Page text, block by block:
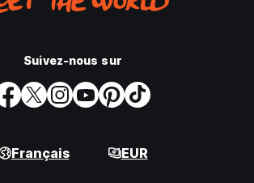
Suivez-nous sur
Français EUR